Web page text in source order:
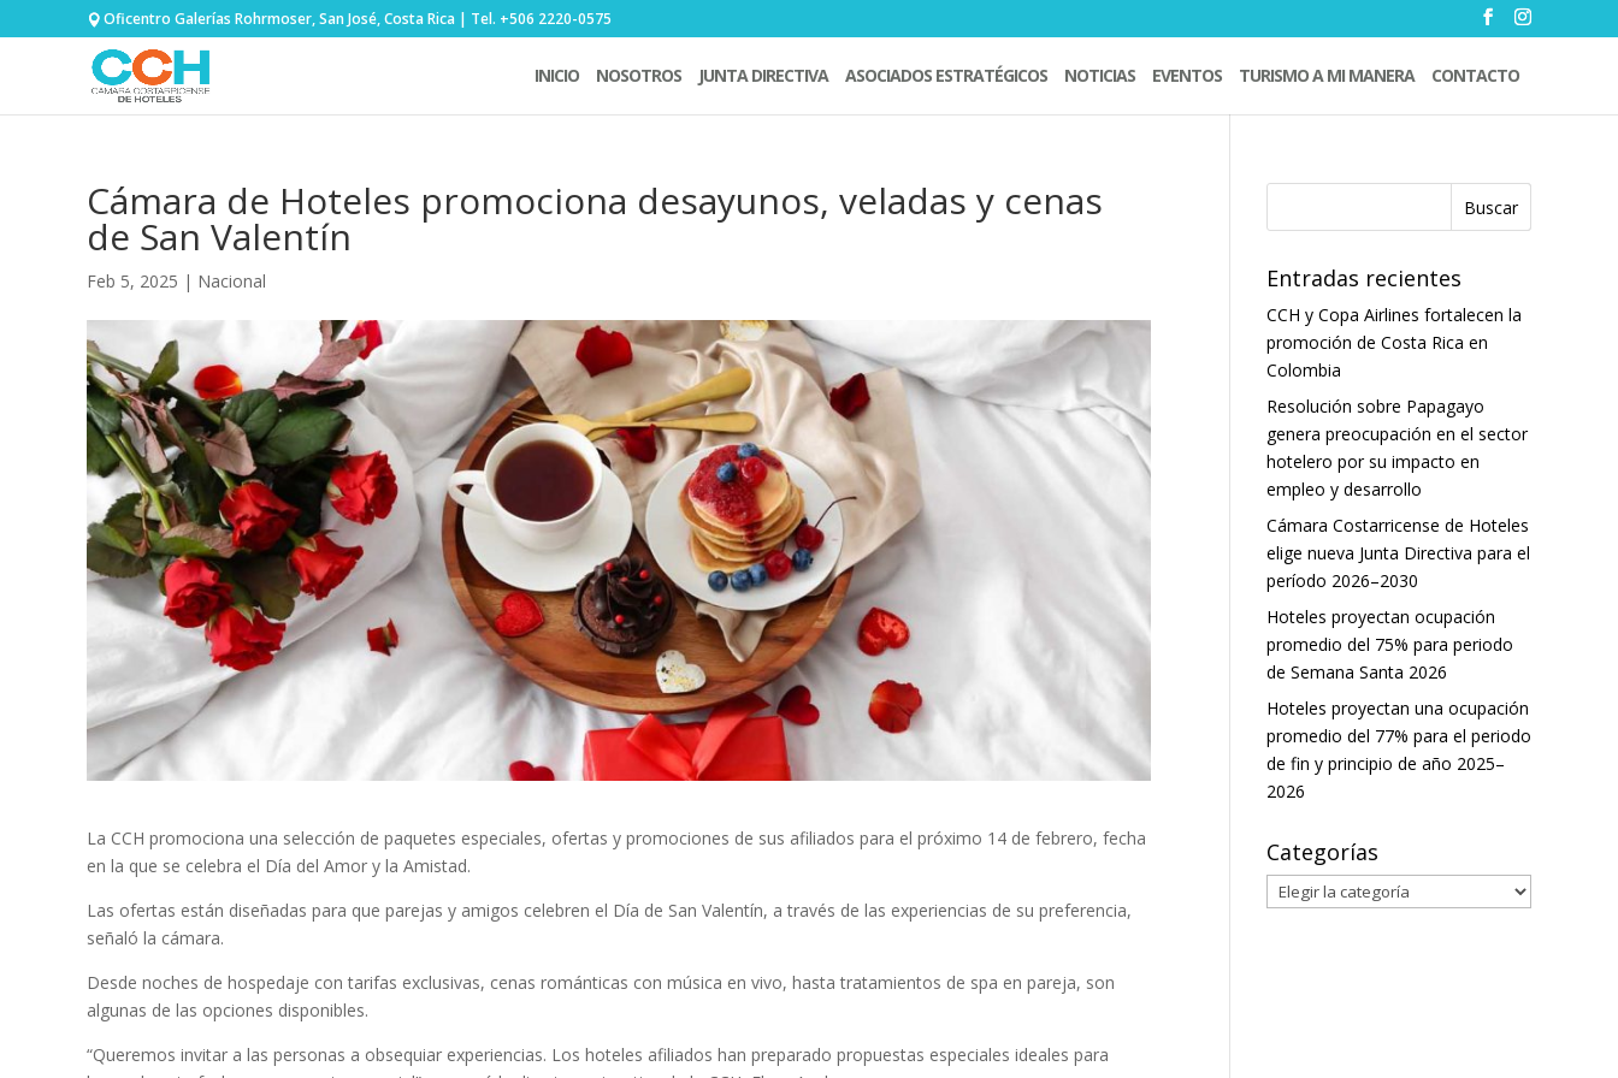
Oficentro Galerías Rohrmoser, San José, Costa Rica | Tel. +506 2220-0575
INICIO NOSOTROS JUNTA DIRECTIVA ASOCIADOS ESTRATÉGICOS NOTICIAS EVENTOS TURISMO A MI MANERA CONTACTO
Cámara de Hoteles promociona desayunos, veladas y cenas
de San Valentín
Feb 5, 2025 | Nacional
La CCH promociona una selección de paquetes especiales, ofertas y promociones de sus afiliados para el próximo 14 de febrero, fecha
en la que se celebra el Día del Amor y la Amistad.
Las ofertas están diseñadas para que parejas y amigos celebren el Día de San Valentín, a través de las experiencias de su preferencia,
señaló la cámara.
Desde noches de hospedaje con tarifas exclusivas, cenas románticas con música en vivo, hasta tratamientos de spa en pareja, son
algunas de las opciones disponibles.
“Queremos invitar a las personas a obsequiar experiencias. Los hoteles afiliados han preparado propuestas especiales ideales para
Entradas recientes
CCH y Copa Airlines fortalecen la
promoción de Costa Rica en
Colombia
Resolución sobre Papagayo
genera preocupación en el sector
hotelero por su impacto en
empleo y desarrollo
Cámara Costarricense de Hoteles
elige nueva Junta Directiva para el
período 2026–2030
Hoteles proyectan ocupación
promedio del 75% para periodo
de Semana Santa 2026
Hoteles proyectan una ocupación
promedio del 77% para el periodo
de fin y principio de año 2025–
2026
Categorías
Categorías